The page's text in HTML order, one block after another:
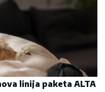
linija paketa ALTA